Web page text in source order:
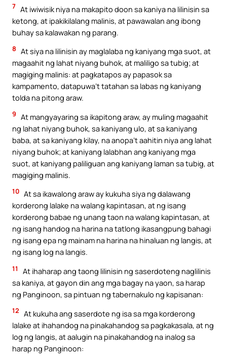
7 At iwiwisik niya na makapito doon sa kaniya na lilinisin sa
ketong, at ipakikilalang malinis, at pawawalan ang ibong
buhay sa kalawakan ng parang.
8 At siya na lilinisin ay maglalaba ng kaniyang mga suot, at
magaahit ng lahat niyang buhok, at maliligo sa tubig; at
magiging malinis: at pagkatapos ay papasok sa
kampamento, datapuwa’t tatahan sa labas ng kaniyang
tolda na pitong araw.
9 At mangyayaring sa ikapitong araw, ay muling magaahit
ng lahat niyang buhok, sa kaniyang ulo, at sa kaniyang
baba, at sa kaniyang kilay, na anopa’t aahitin niya ang lahat
niyang buhok; at kaniyang lalabhan ang kaniyang mga
suot, at kaniyang paliliguan ang kaniyang laman sa tubig, at
magiging malinis.
10 At sa ikawalong araw ay kukuha siya ng dalawang
korderong lalake na walang kapintasan, at ng isang
korderong babae ng unang taon na walang kapintasan, at
ng isang handog na harina na tatlong ikasangpung bahagi
ng isang epa ng mainam na harina na hinaluan ng langis, at
ng isang log na langis.
11
At ihaharap ang taong lilinisin ng saserdoteng naglilinis
sa kaniya, at gayon din ang mga bagay na yaon, sa harap
ng Panginoon, sa pintuan ng tabernakulo ng kapisanan:
12 At kukuha ang saserdote ng isa sa mga korderong
lalake at ihahandog na pinakahandog sa pagkakasala, at ng
log ng langis, at aalugin na pinakahandog na inalog sa
harap ng Panginoon: